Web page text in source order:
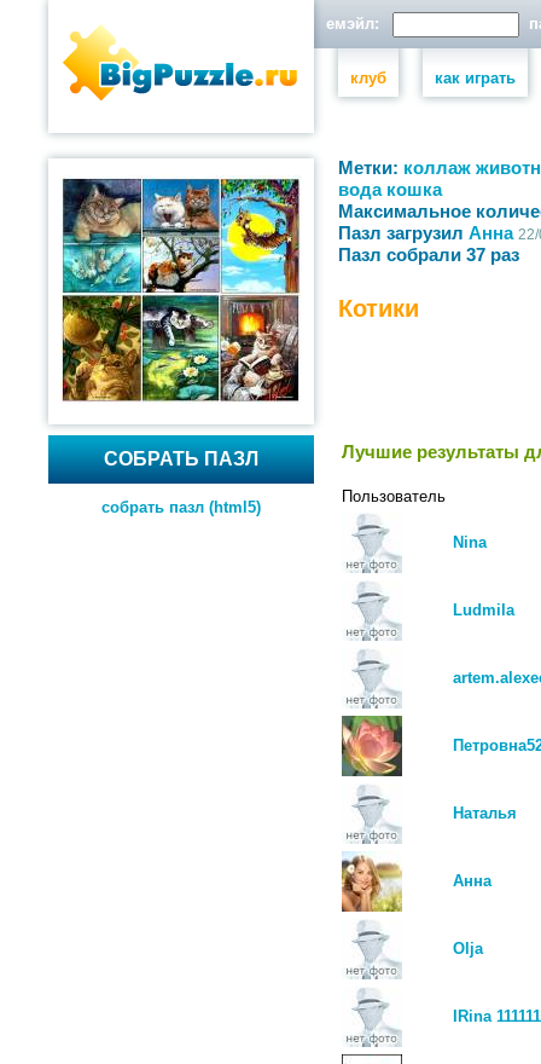
емэйл:
клуб как играть
СОБРАТЬ ПАЗЛ
собрать пазл (html5)
Метки: коллаж
вода кошка
Максимальное
Пазл загрузил Анна
Пазл собрали 37 раз
Котики
Лучшие результаты
Пользователь
Nina
Ludmila
Наталья
Анна
Olja
IRina 111111